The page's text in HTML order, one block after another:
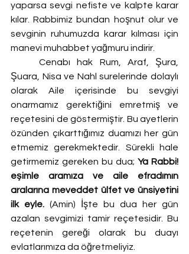
yaparsa sevgi nefiste ve kalpte karar
kılar. Rabbimiz bundan hoşnut olur ve
sevginin ruhumuzda karar kılması için
manevi muhabbet yağmuru indirir.
	Cenabı hak Rum, Araf, Şura,
Şuara, Nisa ve Nahl surelerinde dolaylı
olarak Aile içerisinde bu sevgiyi
onarmamız gerektiğini emretmiş ve
reçetesini de göstermiştir. Bu ayetlerin
özünden çıkarttığımız duamızı her gün
etmemiz gerekmektedir. Sürekli hale
getirmemiz gereken bu dua; Ya Rabbi!
eşimle aramıza ve aile efradımın
aralarına meveddet ülfet ve ünsiyetini
ilk eyle. (Amin) İşte bu dua her gün
azalan sevgimizi tamir reçetesidir. Bu
reçetenin gereği olarak bu duayı
evlatlarımıza da öğretmeliyiz.